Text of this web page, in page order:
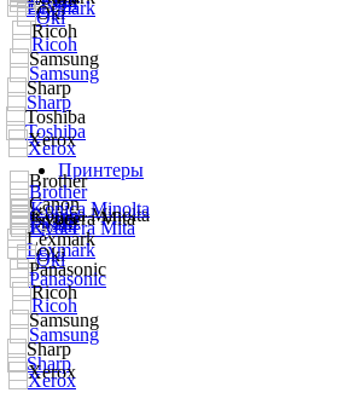
Принтеры